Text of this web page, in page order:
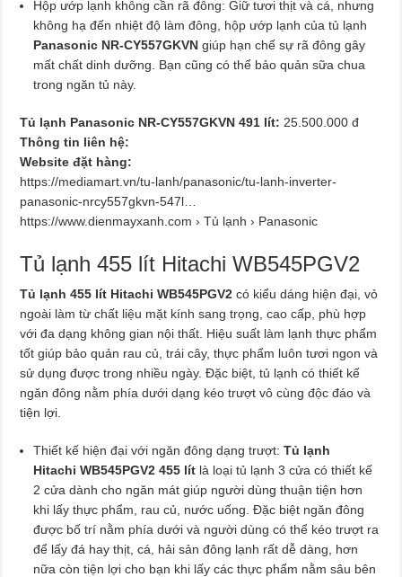
Hộp ướp lạnh không cần rã đông: Giữ tươi thịt và cá, nhưng
không hạ đến nhiệt độ làm đông, hộp ướp lạnh của tủ lạnh
Panasonic NR-CY557GKVNgiúp hạn chế sự rã đông gây
mất chất dinh dưỡng. Bạn cũng có thể bảo quản sữa chua
trong ngăn tủ này.
Tủ lạnh Panasonic NR-CY557GKVN 491 lít: 25.500.000 đ
Thông tin liên hệ:
Website đặt hàng:
https://mediamart.vn/tu-lanh/panasonic/tu-lanh-inverter-
panasonic-nrcy557gkvn-547l…
https://www.dienmayxanh.com › Tủ lạnh › Panasonic
Tủ lạnh 455 lít Hitachi WB545PGV2
Tủ lạnh 455 lít Hitachi WB545PGV2 có kiểu dáng hiện đại, vỏ
ngoài làm từ chất liệu mặt kính sang trọng, cao cấp, phù hợp
với đa dạng không gian nội thất. Hiệu suất làm lạnh thực phẩm
tốt giúp bảo quản rau củ, trái cây, thực phẩm luôn tươi ngon và
sử dụng được trong nhiều ngày. Đặc biệt, tủ lạnh có thiết kế
ngăn đông nằm phía dưới dạng kéo trượt vô cùng độc đáo và
tiện lợi.
Thiết kế hiện đại với ngăn đông dạng trượt:Tủ lạnh
Hitachi WB545PGV2 455 lít là loại tủ lạnh 3 cửa có thiết kế
2 cửa dành cho ngăn mát giúp người dùng thuận tiện hơn
khi lấy thực phẩm, rau củ, nước uống. Đặc biệt ngăn đông
được bố trí nằm phía dưới và người dùng có thể kéo trượt ra
để lấy đá hay thịt, cá, hải sản đông lạnh rất dễ dàng, hơn
nữa còn tiện lợi cho bạn khi lấy các thực phẩm nằm sâu bên